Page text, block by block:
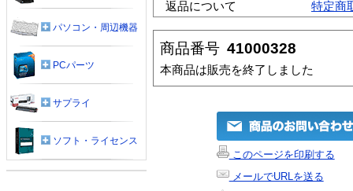
返品について
特定商
商品番号 41000328
本商品は販売を終了しました
このページを印刷する
メールでURLを送る
パソコン・周辺機器
PCパーツ
サプライ
ソフト・ライセンス